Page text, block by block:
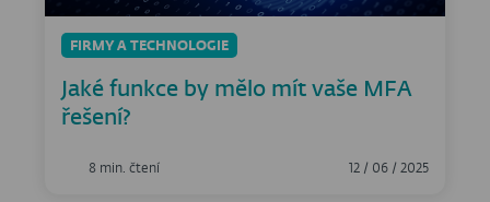
FIRMY A TECHNOLOGIE
Jaké funkce by mělo mít vaše MFA
řešení?
8 min. čtení 12 / 06 / 2025